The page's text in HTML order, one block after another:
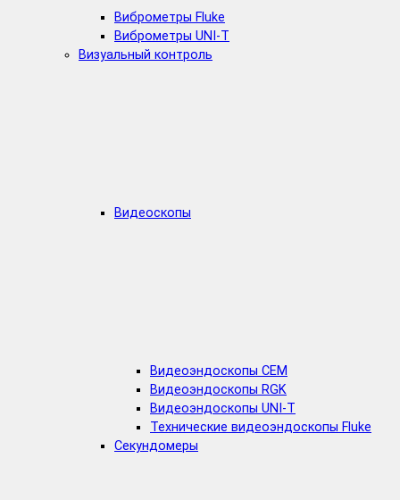
Виброметры Fluke
Виброметры UNI-T
Визуальный контроль
Видеоскопы
Видеоэндоскопы CEM
Видеоэндоскопы RGK
Видеоэндоскопы UNI-T
Технические видеоэндоскопы Fluke
Секундомеры